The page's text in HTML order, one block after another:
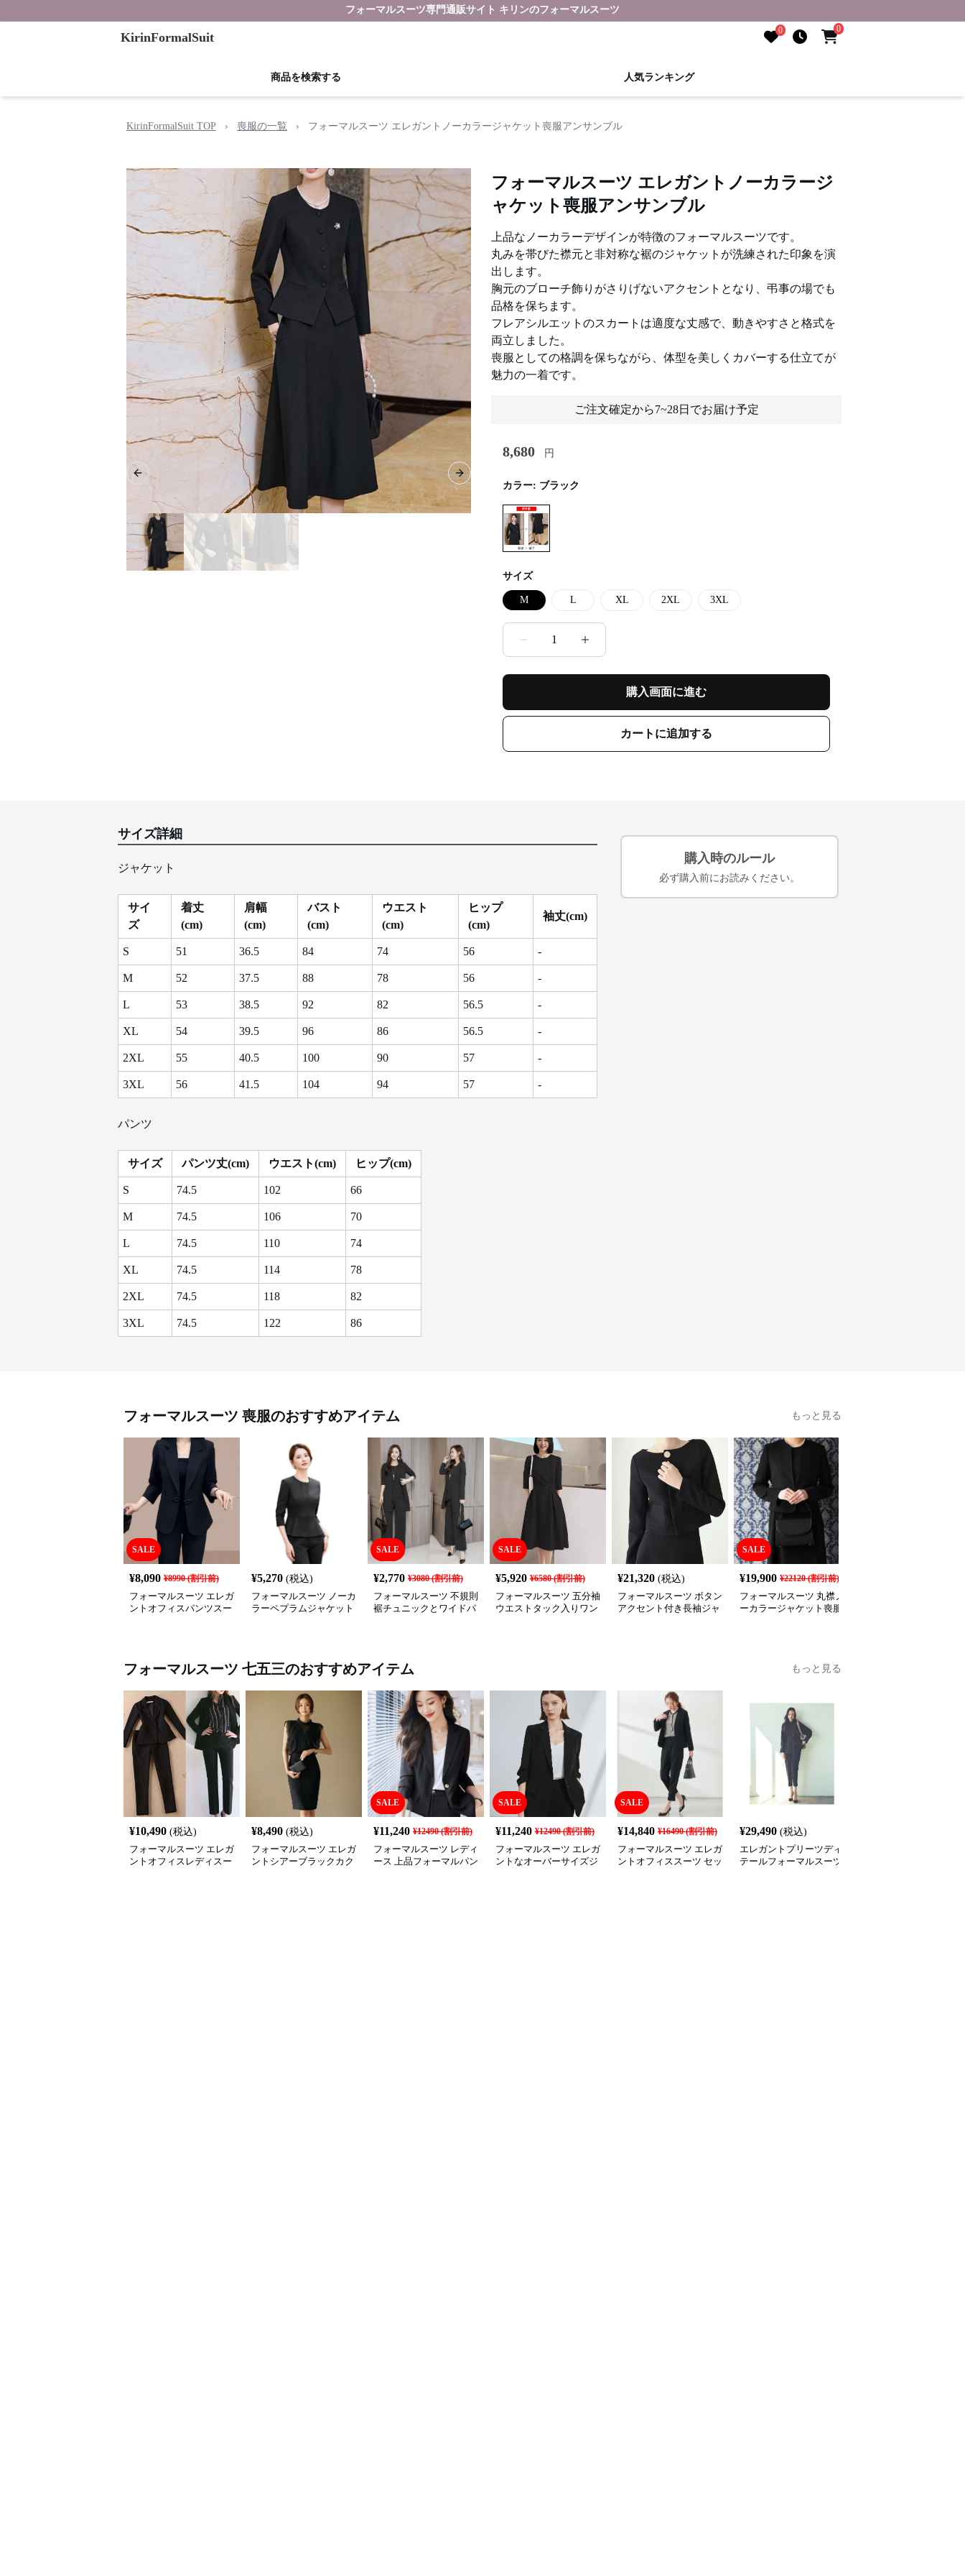
フォーマルスーツ専門通販サイト キリンのフォーマルスーツ
KirinFormalSuit 0 0
商品を検索する 人気ランキング
KirinFormalSuit TOP › 喪服の一覧 › フォーマルスーツ エレガントノーカラージャケット喪服アンサンブル
Previous slide Next slide
フォーマルスーツ エレガントノーカラージ
ャケット喪服アンサンブル
上品なノーカラーデザインが特徴のフォーマルスーツです。
丸みを帯びた襟元と非対称な裾のジャケットが洗練された印象を演
出します。
胸元のブローチ飾りがさりげないアクセントとなり、弔事の場でも
品格を保ちます。
フレアシルエットのスカートは適度な丈感で、動きやすさと格式を
両立しました。
喪服としての格調を保ちながら、体型を美しくカバーする仕立てが
魅力の一着です。
ご注文確定から7~28日でお届け予定
8,680 円
カラー: ブラック
サイズ
M L XL 2XL 3XL
1
購入画面に進む
カートに追加する
サイズ詳細
ジャケット
サイ
ズ
着丈
(cm)
肩幅
(cm)
バスト
(cm)
ウエスト
(cm)
ヒップ
(cm)
袖丈(cm)
S 51 36.5 84 74 56 -
M 52 37.5 88 78 56 -
L 53 38.5 92 82 56.5 -
XL 54 39.5 96 86 56.5 -
2XL 55 40.5 100 90 57 -
3XL 56 41.5 104 94 57 -
パンツ
サイズ パンツ丈(cm) ウエスト(cm) ヒップ(cm)
S 74.5 102 66
M 74.5 106 70
L 74.5 110 74
XL 74.5 114 78
2XL 74.5 118 82
3XL 74.5 122 86
購入時のルール
必ず購入前にお読みください。
フォーマルスーツ 喪服のおすすめアイテム もっと見る
SALE
¥8,090 ¥8990(割引前)
フォーマルスーツ エレガ
ントオフィスパンツスー
¥5,270 (税込)
フォーマルスーツ ノーカ
ラーペプラムジャケット
SALE
¥2,770 ¥3080(割引前)
フォーマルスーツ 不規則
裾チュニックとワイドパ
SALE
¥5,920 ¥6580(割引前)
フォーマルスーツ 五分袖
ウエストタック入りワン
¥21,320 (税込)
フォーマルスーツ ボタン
アクセント付き長袖ジャ
SALE
¥19,900 ¥22120(割引前)
フォーマルスーツ 丸襟ノ
ーカラージャケット喪服
フォーマルスーツ 七五三のおすすめアイテム もっと見る
¥10,490 (税込)
フォーマルスーツ エレガ
ントオフィスレディスー
¥8,490 (税込)
フォーマルスーツ エレガ
ントシアーブラックカク
SALE
¥11,240 ¥12490(割引前)
フォーマルスーツ レディ
ース 上品フォーマルパン
SALE
¥11,240 ¥12490(割引前)
フォーマルスーツ エレガ
ントなオーバーサイズジ
SALE
¥14,840 ¥16490(割引前)
フォーマルスーツ エレガ
ントオフィススーツ セッ
¥29,490 (税込)
エレガントプリーツディ
テールフォーマルスーツ